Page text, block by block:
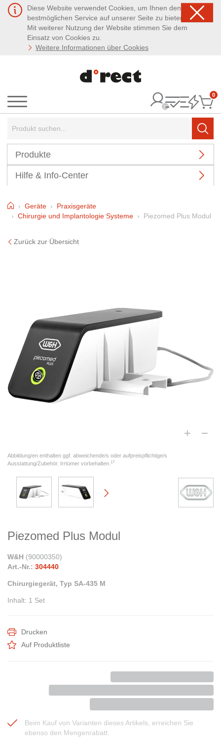
Diese Website verwendet Cookies, um Ihnen den
bestmöglichen Service auf unserer Seite zu bieten.
Mit weiterer Nutzung der Website stimmen Sie dem
Einsatz von Cookies zu.
Weitere Informationen über Cookies
Menü
0
Produkte
Hilfe & Info-Center
HomeGeräte
Praxisgeräte
Chirurgie und Implantologie Systeme
Piezomed Plus Modul
Zurück zur Übersicht
Abbildung/en enthalten ggf. abweichende/s oder aufpreispflichtige/s
Ausstattung/Zubehör. Irrtümer vorbehalten. 17
Piezomed Plus Modul
Beim Kauf von Varianten dieses Artikels, erreichen Sie
ebenso den Mengenrabatt.
W&H (90000350)
Art.-Nr.: 304440
Chirurgiegerät, Typ SA-435 M
Inhalt: 1 Set
Drucken
Auf Produktliste